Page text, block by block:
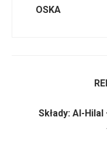
OSKA
Składy: Al-